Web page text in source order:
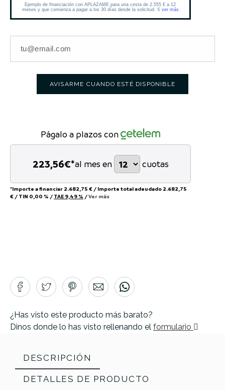
AVISARME CUANDO ESTÉ DISPONIBLE
Págalo a plazos con
223,56€*al mes en cuotas
*Importe a financiar 2.682,75 € / Importe total adeudado 2.682,75
€ / TIN 0,00 % / TAE 9,49 % /Ver más
¿Has visto este producto más barato?
Dinos donde lo has visto rellenando el formulario
DESCRIPCIÓN
DETALLES DE PRODUCTO